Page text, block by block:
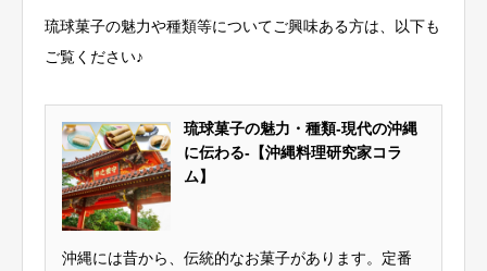
琉球菓子の魅力や種類等についてご興味ある方は、以下も
ご覧ください♪
琉球菓子の魅力・種類-現代の沖縄
に伝わる-【沖縄料理研究家コラ
ム】
沖縄には昔から、伝統的なお菓子があります。定番